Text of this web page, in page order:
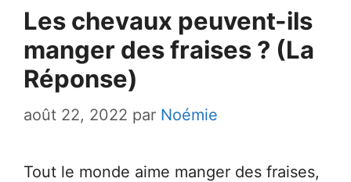
Les chevaux peuvent-ils
manger des fraises ? (La
Réponse)
août 22, 2022 par Noémie
Tout le monde aime manger des fraises,